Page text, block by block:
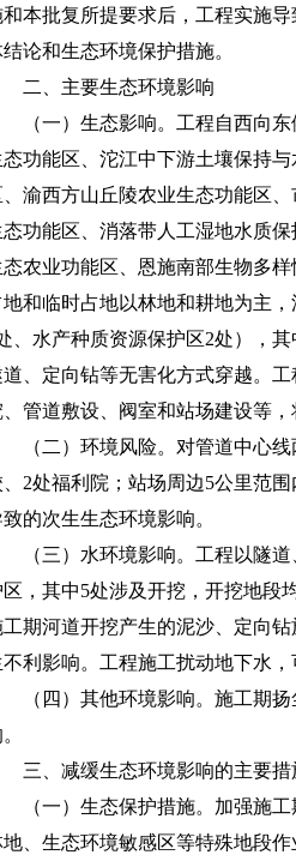
和本批复所提要求后，工程实施
论和生态环境保护措施。
、主要生态环境影响
一）生态影响。工程自西向东
态功能区、沱江中下游土壤保持
、渝西方山丘陵农业生态功能区
态功能区、消落带人工湿地水质
态农业功能区、恩施南部生物多
地和临时占地以林地和耕地为主
、水产种质资源保护区2处），
道、定向钻等无害化方式穿越。
、管道敷设、阀室和站场建设等
二）环境风险。对管道中心线
、2处福利院；站场周边5公里范
的次生生态环境影响。
三）水环境影响。工程以隧道
区，其中5处涉及开挖，开挖地段
工期河道开挖产生的泥沙、定向
利影响。工程施工扰动地下水，
四）其他环境影响。施工期扬
、减缓生态环境影响的主要措
一）生态保护措施。加强施工
地、生态环境敏感区等特殊地段